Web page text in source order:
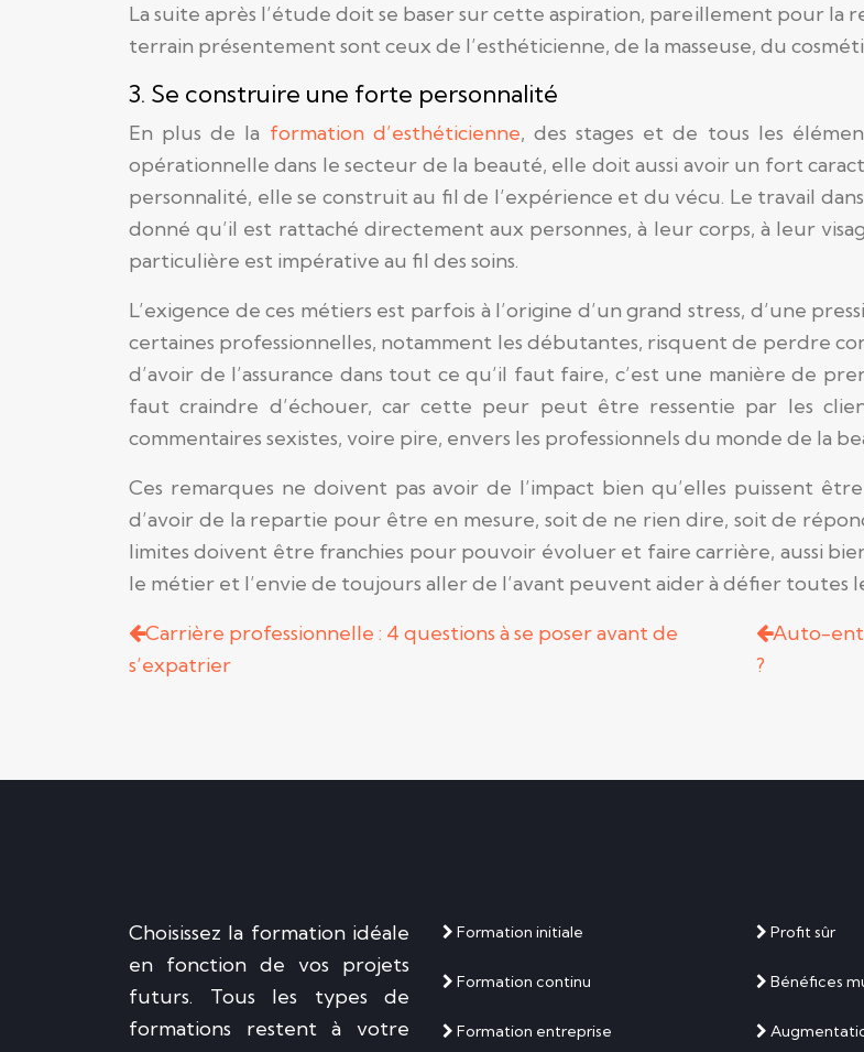
La suite après l’étude doit se baser sur cette aspiration, pareillement pour la
terrain présentement sont ceux de l’esthéticienne, de la masseuse, du
3. Se construire une forte personnalité
En plus de la formation d’esthéticienne, des stages et de tous les
opérationnelle dans le secteur de la beauté, elle doit aussi avoir un fort
personnalité, elle se construit au fil de l’expérience et du vécu. Le travail
donné qu’il est rattaché directement aux personnes, à leur corps, à leur
particulière est impérative au fil des soins.
L’exigence de ces métiers est parfois à l’origine d’un grand stress, d’une
certaines professionnelles, notamment les débutantes, risquent de perdre
d’avoir de l’assurance dans tout ce qu’il faut faire, c’est une manière de
faut craindre d’échouer, car cette peur peut être ressentie par les
commentaires sexistes, voire pire, envers les professionnels du monde de la
Ces remarques ne doivent pas avoir de l’impact bien qu’elles puissent
d’avoir de la repartie pour être en mesure, soit de ne rien dire, soit de
limites doivent être franchies pour pouvoir évoluer et faire carrière, aussi
le métier et l’envie de toujours aller de l’avant peuvent aider à défier toutes
Carrière professionnelle : 4 questions à se poser avant de
s’expatrier
Auto-
?
Choisissez la formation idéale
en fonction de vos projets
futurs. Tous les types de
formations restent à votre
Formation initiale
Formation continu
Formation entreprise
Profit sûr
Bénéfices